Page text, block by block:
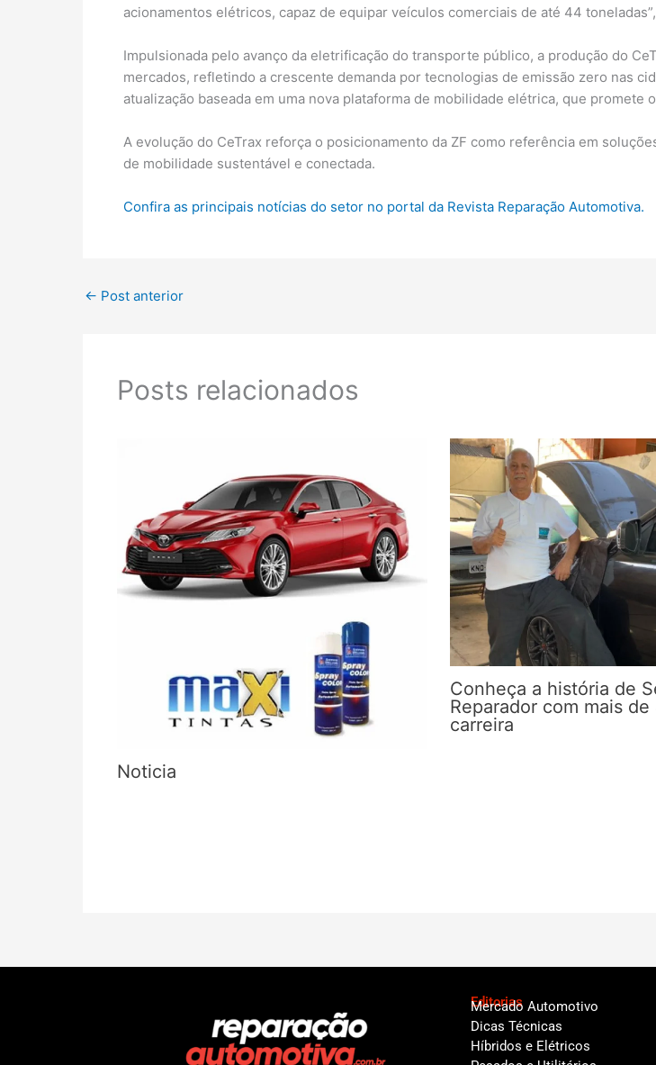
acionamentos elétricos, capaz de equipar veículos comerciais de até 44
Impulsionada pelo avanço da eletrificação do transporte público, a produção do
mercados, refletindo a crescente demanda por tecnologias de emissão zero nas
atualização baseada em uma nova plataforma de mobilidade elétrica, que
A evolução do CeTrax reforça o posicionamento da ZF como referência em
de mobilidade sustentável e conectada.
Confira as principais notícias do setor no portal da Revista Reparação Automotiva.
← Post anterior
Posts relacionados
Noticia
Conheça a história de
Reparador com mais
carreira
Editorias
Mercado Automotivo
Dicas Técnicas
Híbridos e Elétricos